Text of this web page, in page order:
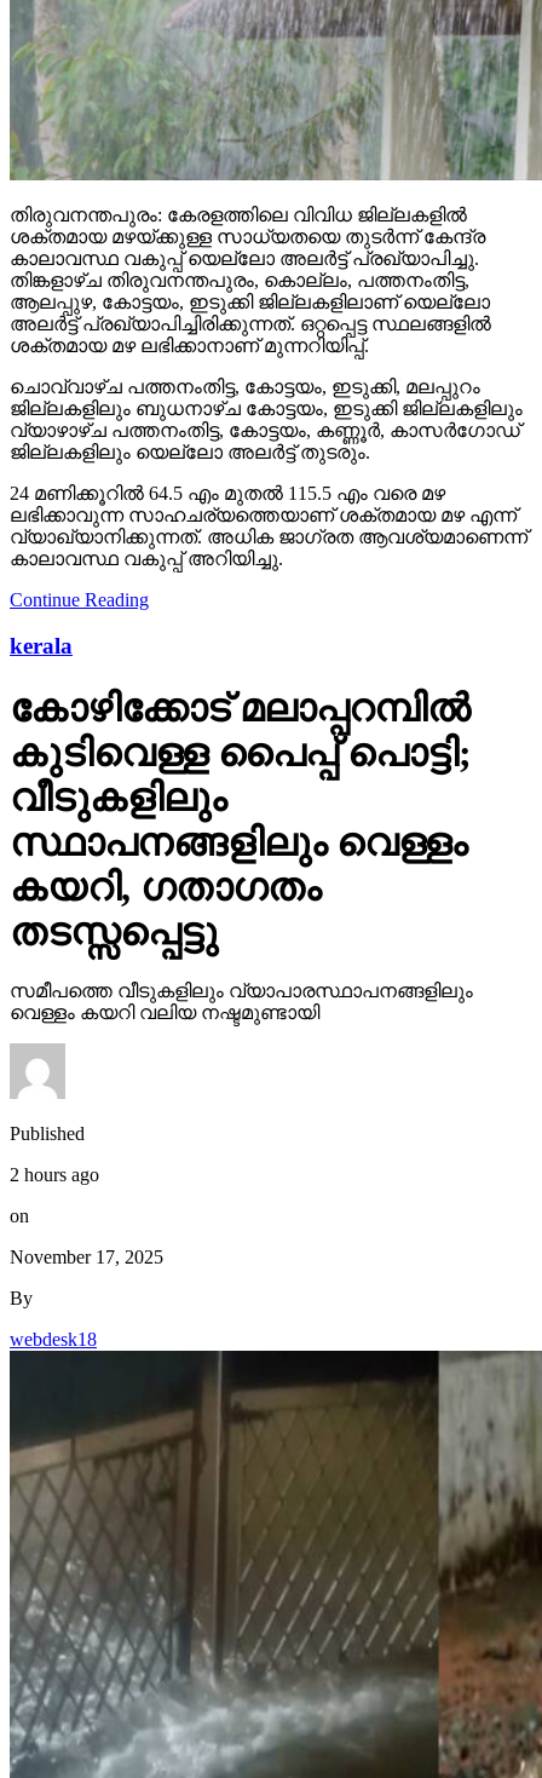
തിരുവനന്തപുരം: കേരളത്തിലെ വിവിധ ജില്ലകളില്‍
ശക്തമായ മഴയ്ക്കുള്ള സാധ്യതയെ തുടര്‍ന്ന് കേന്ദ്ര
കാലാവസ്ഥ വകുപ്പ് യെല്ലോ അലര്‍ട്ട് പ്രഖ്യാപിച്ചു.
തിങ്കളാഴ്ച തിരുവനന്തപുരം, കൊല്ലം, പത്തനംതിട്ട,
ആലപ്പുഴ, കോട്ടയം, ഇടുക്കി ജില്ലകളിലാണ് യെല്ലോ
അലര്‍ട്ട് പ്രഖ്യാപിച്ചിരിക്കുന്നത്. ഒറ്റപ്പെട്ട സ്ഥലങ്ങളില്‍
ശക്തമായ മഴ ലഭിക്കാനാണ് മുന്നറിയിപ്പ്.
ചൊവ്വാഴ്ച പത്തനംതിട്ട, കോട്ടയം, ഇടുക്കി, മലപ്പുറം
ജില്ലകളിലും ബുധനാഴ്ച കോട്ടയം, ഇടുക്കി ജില്ലകളിലും
വ്യാഴാഴ്ച പത്തനംതിട്ട, കോട്ടയം, കണ്ണൂര്‍, കാസര്‍ഗോഡ്
ജില്ലകളിലും യെല്ലോ അലര്‍ട്ട് തുടരും.
24 മണിക്കൂറില്‍ 64.5 എം മുതല്‍ 115.5 എം വരെ മഴ
ലഭിക്കാവുന്ന സാഹചര്യത്തെയാണ് ശക്തമായ മഴ എന്ന്
വ്യാഖ്യാനിക്കുന്നത്. അധിക ജാഗ്രത ആവശ്യമാണെന്ന്
കാലാവസ്ഥ വകുപ്പ് അറിയിച്ചു.
Continue Reading
kerala
കോഴിക്കോട് മലാപ്പറമ്പില്‍
കുടിവെള്ള പൈപ്പ് പൊട്ടി;
വീടുകളിലും
സ്ഥാപനങ്ങളിലും വെള്ളം
കയറി, ഗതാഗതം
തടസ്സപ്പെട്ടു
സമീപത്തെ വീടുകളിലും വ്യാപാരസ്ഥാപനങ്ങളിലും
വെള്ളം കയറി വലിയ നഷ്ടമുണ്ടായി
Published
2 hours ago
on
November 17, 2025
By
webdesk18